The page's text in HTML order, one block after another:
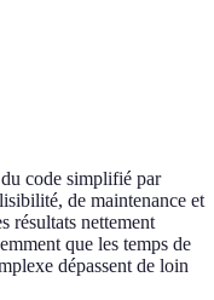
code simplifié par
de maintenance et
résultats nettement
que les temps de
dépassent de loin